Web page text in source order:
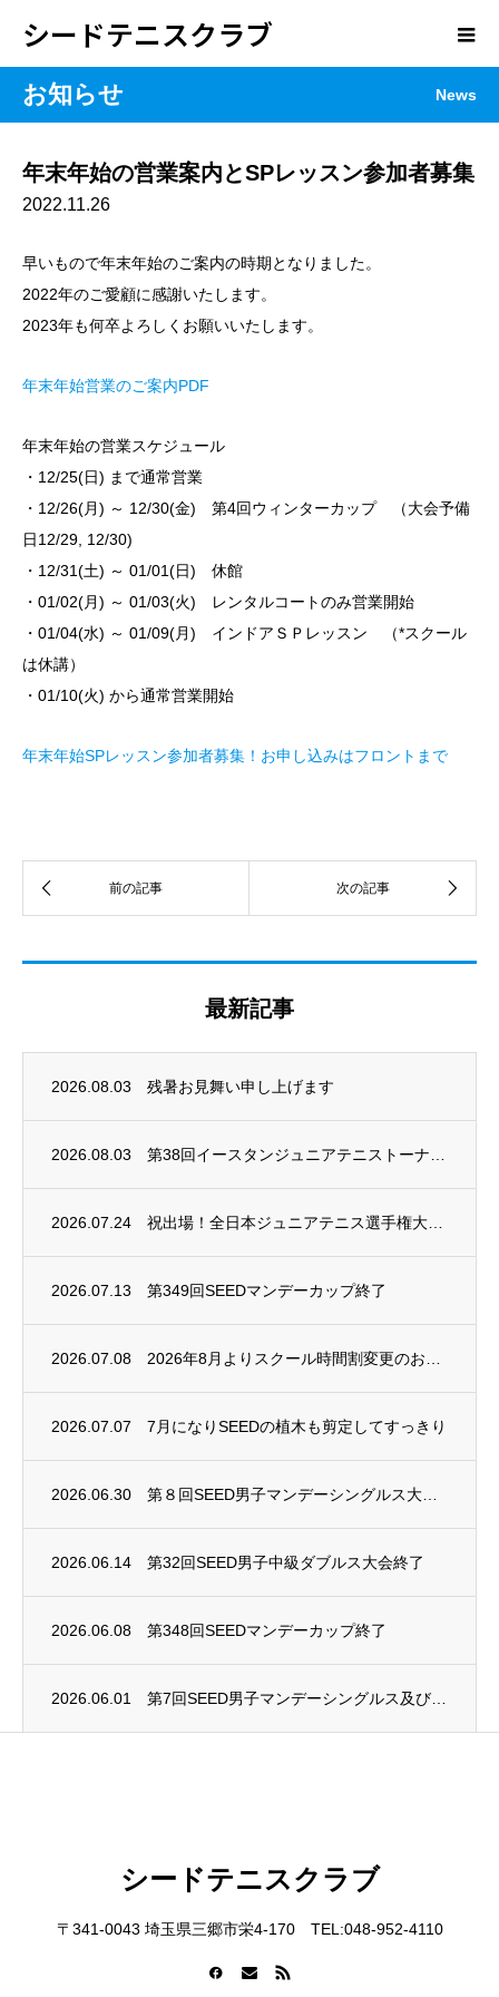
シードテニスクラブ
お知らせ News
年末年始の営業案内とSPレッスン参加者募集
2022.11.26
早いもので年末年始のご案内の時期となりました。
2022年のご愛顧に感謝いたします。
2023年も何卒よろしくお願いいたします。
年末年始営業のご案内PDF
年末年始の営業スケジュール
・12/25(日) まで通常営業
・12/26(月) ～ 12/30(金) 第4回ウィンターカップ （大会予備
日12/29, 12/30)
・12/31(土) ～ 01/01(日) 休館
・01/02(月) ～ 01/03(火) レンタルコートのみ営業開始
・01/04(水) ～ 01/09(月) インドアＳＰレッスン （*スクール
は休講）
・01/10(火) から通常営業開始
年末年始SPレッスン参加者募集！お申し込みはフロントまで
最新記事
2026.08.03 残暑お見舞い申し上げます
2026.08.03
2026.07.24
2026.07.13 第349回SEEDマンデーカップ終了
2026.07.08
2026.07.07 7月になりSEEDの植木も剪定してすっきり
2026.06.30
2026.06.14 第32回SEED男子中級ダブルス大会終了
2026.06.08 第348回SEEDマンデーカップ終了
2026.06.01
シードテニスクラブ
〒341-0043 埼玉県三郷市栄4-170 TEL:048-952-4110